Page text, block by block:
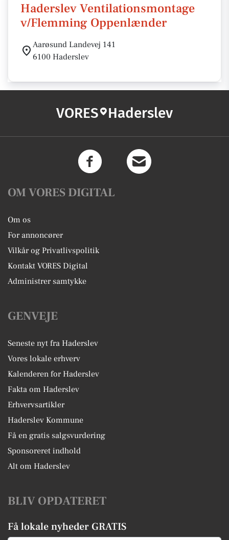
Haderslev Ventilationsmontage
v/Flemming Oppenlænder
Aarøsund Landevej 141
6100 Haderslev
VORES Haderslev
OM VORES DIGITAL
Om os
For annoncører
Vilkår og Privatlivspolitik
Kontakt VORES Digital
Administrer samtykke
GENVEJE
Seneste nyt fra Haderslev
Vores lokale erhverv
Kalenderen for Haderslev
Fakta om Haderslev
Erhvervsartikler
Haderslev Kommune
Få en gratis salgsvurdering
Sponsoreret indhold
Alt om Haderslev
BLIV OPDATERET
Få lokale nyheder GRATIS